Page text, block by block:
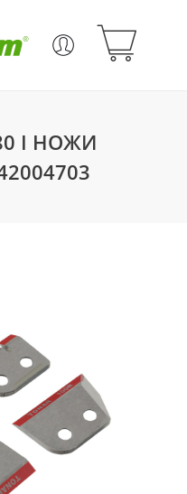
I НОЖИ